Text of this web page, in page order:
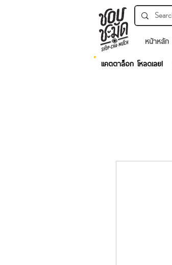
หน้าหลัก
แคตตาล็อก โหลดเลย!